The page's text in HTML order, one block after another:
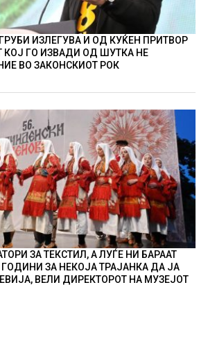
ИЗЛЕГУВА И ОД КУЌЕН ПРИТВОР
КОЈ ГО ИЗВАДИ ОД ШУТКА НЕ
ВО ЗАКОНСКИОТ РОК
ЗА ТЕКСТИЛ, А ЛУЃЕ НИ БАРААТ
ГОДИНИ ЗА НЕКОЈА ТРАЈАНКА ДА ЈА
ВЕЛИ ДИРЕКТОРОТ НА МУЗЕЈОТ